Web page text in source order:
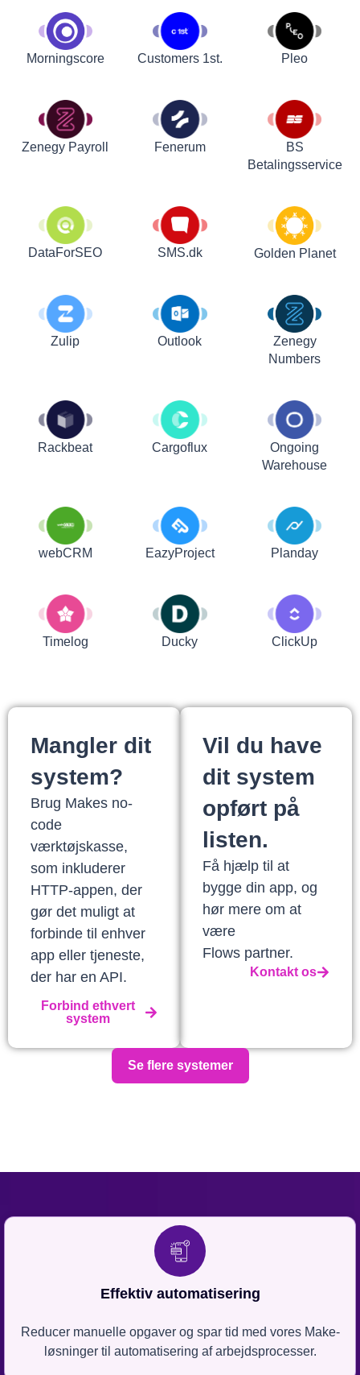
Morningscore Customers 1st. Pleo
Zenegy Payroll Fenerum
BS
Betalingsservice
DataForSEO SMS.dk Golden Planet
Zulip Outlook
Zenegy
Numbers
Rackbeat Cargoflux
Ongoing
Warehouse
webCRM EazyProject Planday
Timelog Ducky ClickUp
Mangler dit
system?
Brug Makes no-
code
værktøjskasse,
som inkluderer
HTTP-appen, der
gør det muligt at
forbinde til enhver
app eller tjeneste,
der har en API.
Forbind ethvert
system
Vil du have
dit system
opført på
listen.
Få hjælp til at
bygge din app, og
hør mere om at
være
Flows partner.
Kontakt os
Se flere systemer
Effektiv automatisering
Reducer manuelle opgaver og spar tid med vores Make-
løsninger til automatisering af arbejdsprocesser.